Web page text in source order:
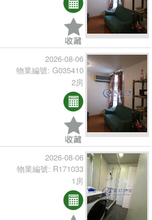
2026-08-06
物業編號: G035410
2房
2026-08-06
物業編號: R171033
1房